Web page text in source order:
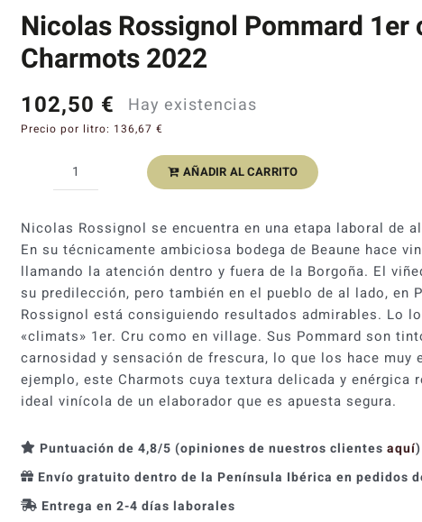
Nicolas Rossignol Pommard 1er
Charmots 2022
102,50 € Hay existencias
Precio por litro: 136,67 €
Nicolas
Pommard
1er
cru
Charmots
2022
cantidad
AÑADIR AL CARRITO
Nicolas Rossignol se encuentra en una etapa laboral de
En su técnicamente ambiciosa bodega de Beaune hace
llamando la atención dentro y fuera de la Borgoña. El
su predilección, pero también en el pueblo de al lado, en
Rossignol está consiguiendo resultados admirables. Lo
«climats» 1er. Cru como en village. Sus Pommard son
carnosidad y sensación de frescura, lo que los hace muy
ejemplo, este Charmots cuya textura delicada y enérgica
ideal vinícola de un elaborador que es apuesta segura.
Puntuación de 4,8/5 (opiniones de nuestros clientes aquí)
Envío gratuito dentro de la Península Ibérica en pedidos
Entrega en 2-4 días laborales